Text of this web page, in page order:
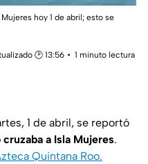
hoy 1 de abril; esto se
🕑 13:56
1 minuto lectura
1 de abril, se reportó
a Isla Mujeres.
Quintana Roo.